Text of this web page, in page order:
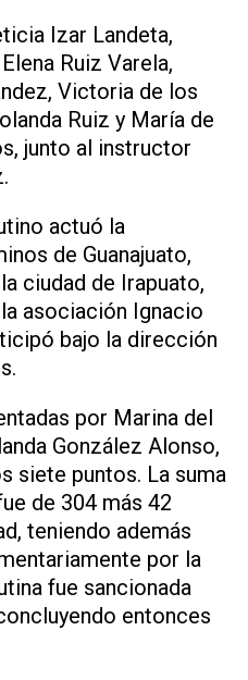
Izar Landeta,
Ruiz Varela,
Victoria de los
Ruiz y María de
junto al instructor
actuó la
de Guanajuato,
ciudad de Irapuato,
asociación Ignacio
bajo la dirección
por Marina del
González Alonso,
siete puntos. La suma
de 304 más 42
teniendo además
por la
fue sancionada
entonces